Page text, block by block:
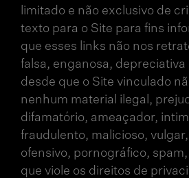
limitado e não exclusivo de
texto para o Site para fins
que esses links não nos
falsa, enganosa, depreciativa
desde que o Site vinculado
nenhum material ilegal,
difamatório, ameaçador,
fraudulento, malicioso,
ofensivo, pornográfico,
que viole os direitos de